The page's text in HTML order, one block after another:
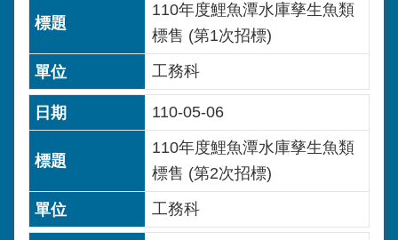
110年度鯉魚潭水庫孳生魚類
標售 (第1次招標)
工務科
110-05-06
110年度鯉魚潭水庫孳生魚類
標售 (第2次招標)
工務科